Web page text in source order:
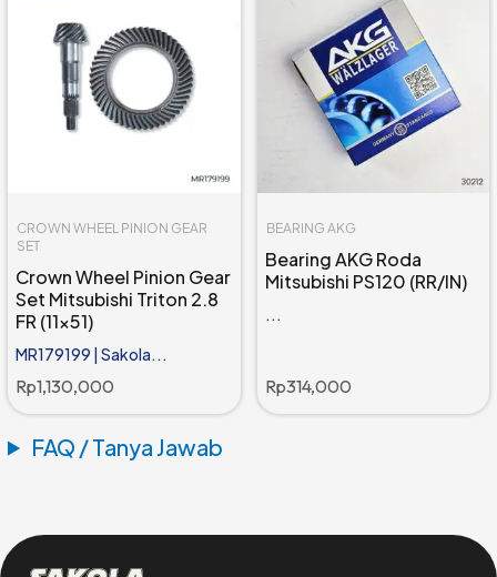
CROWN WHEEL PINION GEAR
SET
Crown Wheel Pinion Gear
Set Mitsubishi Triton 2.8
FR (11x51)
MR179199 | Sakola...
Rp1,130,000
BEARING AKG
Bearing AKG Roda
Mitsubishi PS120 (RR/IN)
Rp314,000
FAQ / Tanya Jawab